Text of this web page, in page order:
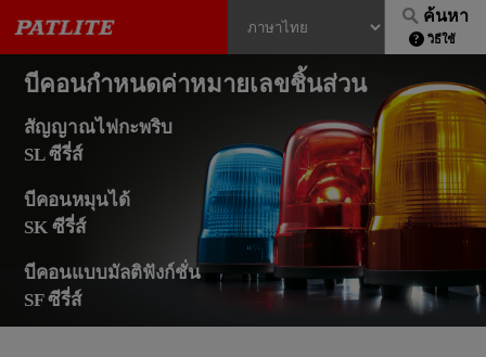
ค้นหา
วิธีใช้
บีคอนกำหนดค่าหมายเลขชิ้นส่วน
สัญญาณไฟกะพริบ
SL ซีรี่ส์
บีคอนหมุนได้
SK ซีรี่ส์
บีคอนแบบมัลติฟังก์ชั่น
SF ซีรี่ส์